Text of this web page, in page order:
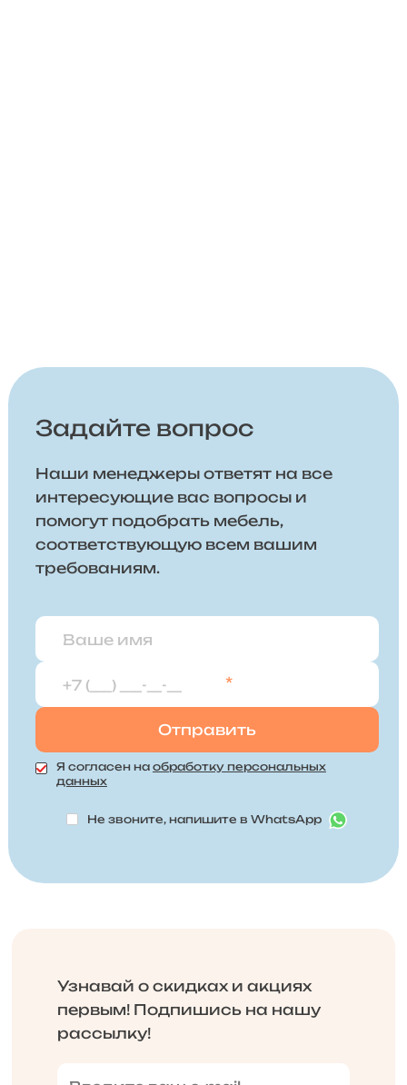
Задайте вопрос
Наши менеджеры ответят на все
интересующие вас вопросы и
помогут подобрать мебель,
соответствующую всем вашим
требованиям.
*
Я согласен на обработку персональных
данных
Не звоните, напишите в WhatsApp
Узнавай о скидках и акциях
первым! Подпишись на нашу
рассылку!